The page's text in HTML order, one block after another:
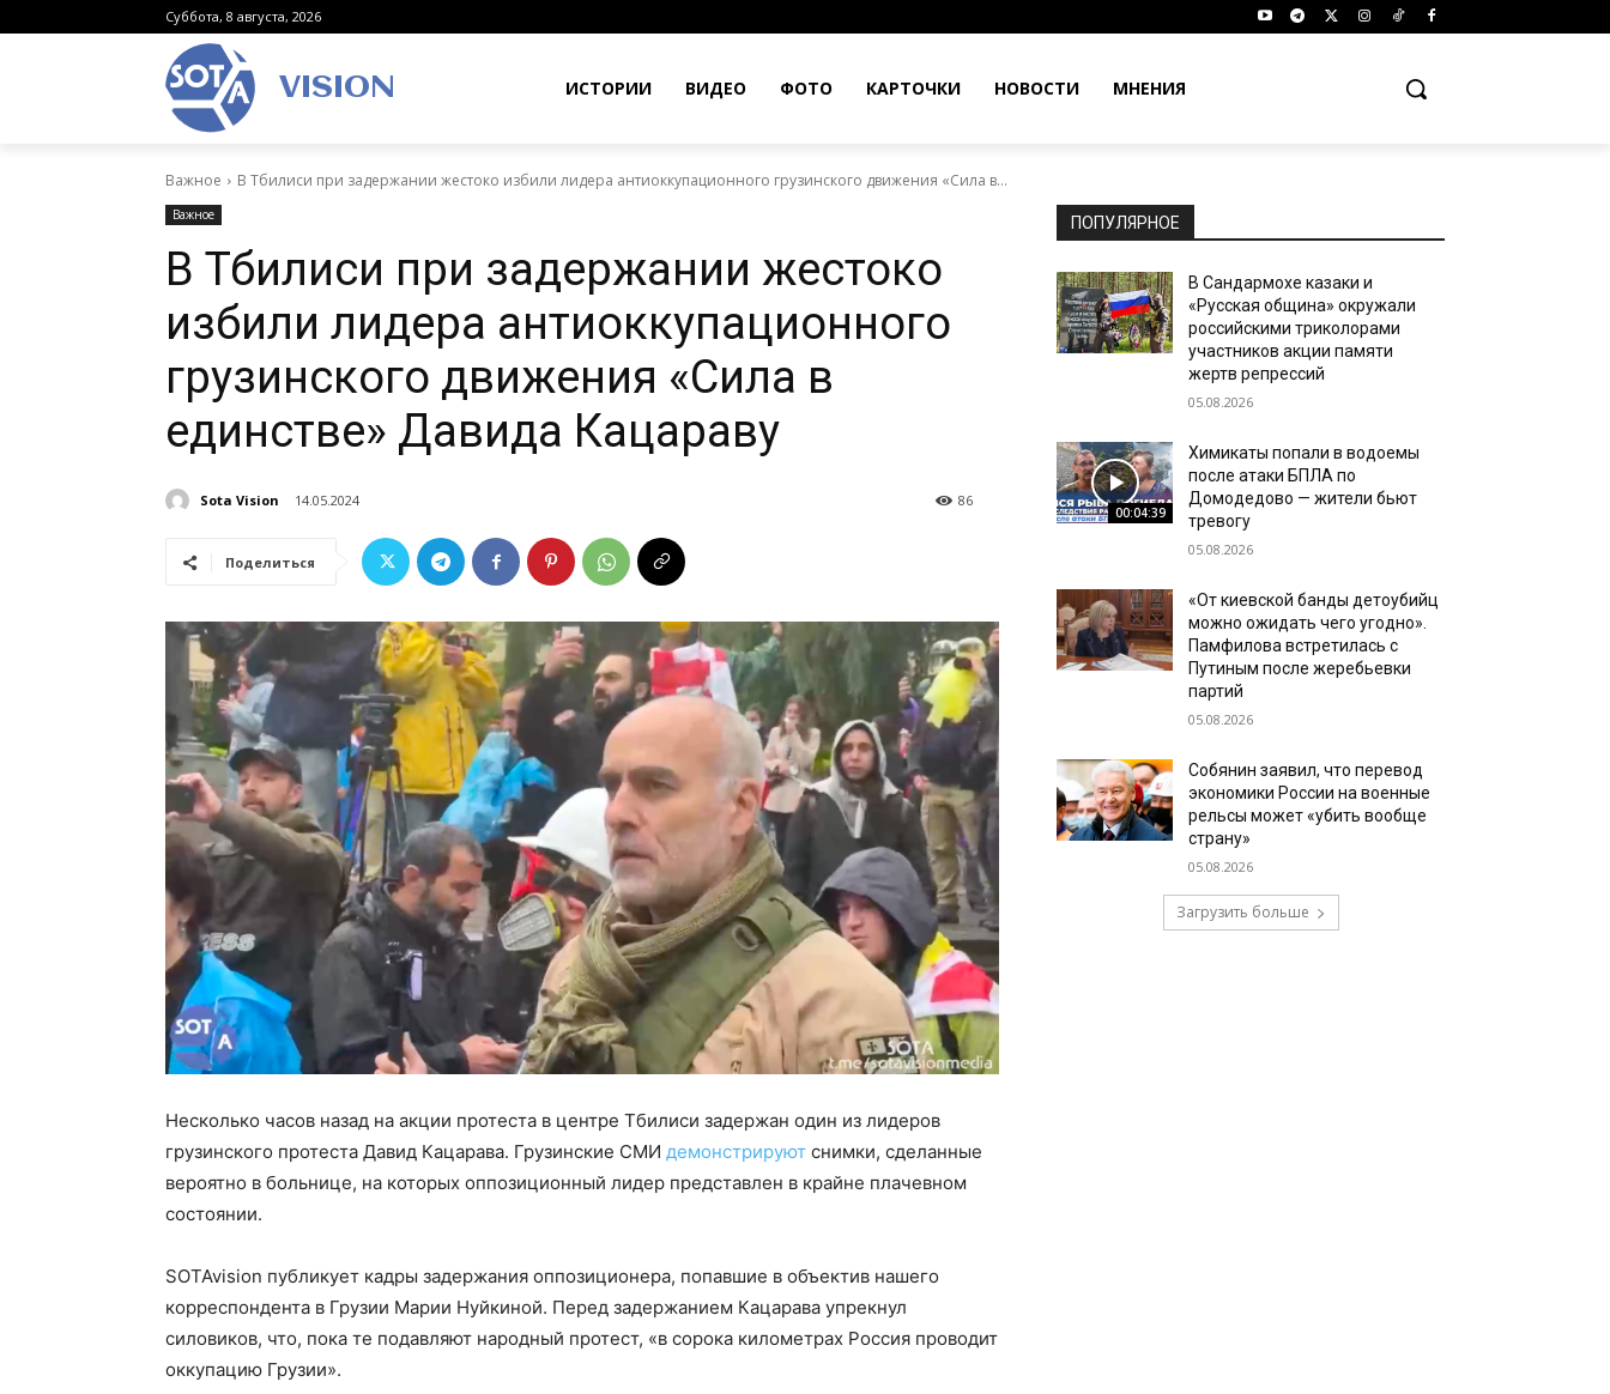
Суббота, 8 августа, 2026
VISION ИСТОРИИ ВИДЕО ФОТО КАРТОЧКИ НОВОСТИ МНЕНИЯ
Важное В Тбилиси при задержании жестоко избили лидера антиоккупационного грузинского движения «Сила в...
Важное
В Тбилиси при задержании жестоко
избили лидера антиоккупационного
грузинского движения «Сила в
единстве» Давида Кацараву
Sota Vision 14.05.2024 86
Поделиться
Несколько часов назад на акции протеста в центре Тбилиси задержан один из лидеров
грузинского протеста Давид Кацарава. Грузинские СМИ демонстрируют снимки, сделанные
вероятно в больнице, на которых оппозиционный лидер представлен в крайне плачевном
состоянии.
SOTAvision публикует кадры задержания оппозиционера, попавшие в объектив нашего
корреспондента в Грузии Марии Нуйкиной. Перед задержанием Кацарава упрекнул
силовиков, что, пока те подавляют народный протест, «в сорока километрах Россия проводит
оккупацию Грузии».
ПОПУЛЯРНОЕ
В Сандармохе казаки и
«Русская община» окружали
российскими триколорами
участников акции памяти
жертв репрессий
05.08.2026
00:04:39
Химикаты попали в водоемы
после атаки БПЛА по
Домодедово — жители бьют
тревогу
05.08.2026
«От киевской банды детоубийц
можно ожидать чего угодно».
Памфилова встретилась с
Путиным после жеребьевки
партий
05.08.2026
Собянин заявил, что перевод
экономики России на военные
рельсы может «убить вообще
страну»
05.08.2026
Загрузить больше